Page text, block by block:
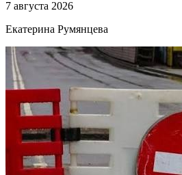
7 августа 2026
Екатерина Румянцева